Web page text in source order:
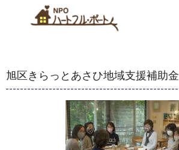
旭区きらっとあさひ地域支援補助金